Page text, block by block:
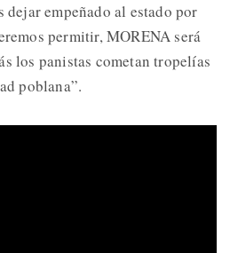
empeñado al estado por
permitir, MORENA será
los panistas cometan tropelías
poblana”.